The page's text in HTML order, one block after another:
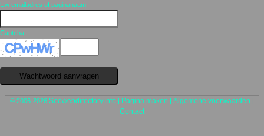
Uw emailadres of paginanaam
Captcha
© 2006-2026 Seowebdirectory.info | Pagina maken | Algemene voorwaarden |
Contact